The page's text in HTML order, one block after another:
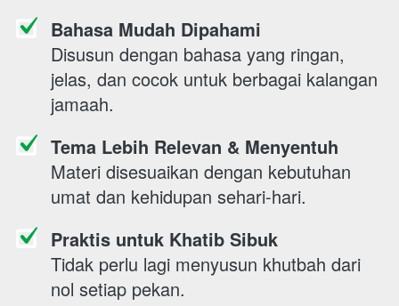
Bahasa Mudah Dipahami
Disusun dengan bahasa yang ringan,
jelas, dan cocok untuk berbagai kalangan
jamaah.
Tema Lebih Relevan & Menyentuh
Materi disesuaikan dengan kebutuhan
umat dan kehidupan sehari-hari.
Praktis untuk Khatib Sibuk
Tidak perlu lagi menyusun khutbah dari
nol setiap pekan.